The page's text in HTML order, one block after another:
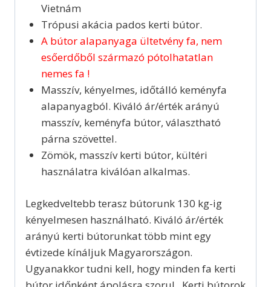
Vietnám
Trópusi akácia pados kerti bútor.
A bútor alapanyaga ültetvény fa, nem
esőerdőből származó pótolhatatlan
nemes fa !
Masszív, kényelmes, időtálló keményfa
alapanyagból. Kiváló ár/érték arányú
masszív, keményfa bútor, választható
párna szövettel.
Zömök, masszív kerti bútor, kültéri
használatra kiválóan alkalmas.
Legkedveltebb terasz bútorunk 130 kg-ig
kényelmesen használható. Kiváló ár/érték
arányú kerti bútorunkat több mint egy
évtizede kínáljuk Magyarországon.
Ugyanakkor tudni kell, hogy minden fa kerti